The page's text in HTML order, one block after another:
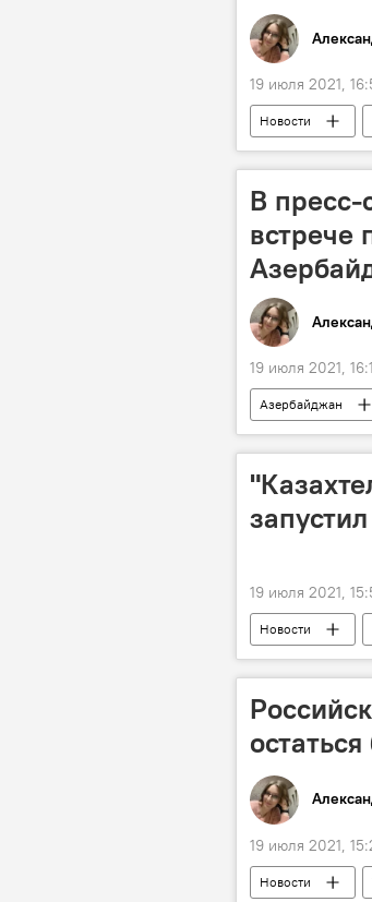
19 июля 2021,
Новости
биолаборатория
В
встрече
19 июля 2021,
Азербайджан
Москва
19 июля 2021,
Новости
Новости
19 июля 2021,
Новости